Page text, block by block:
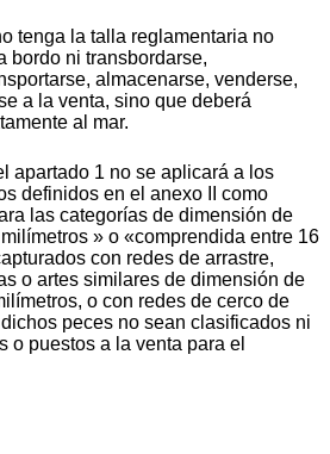
tenga la talla reglamentaria no
bordo ni transbordarse,
almacenarse, venderse,
a la venta, sino que deberá
al mar.
apartado 1 no se aplicará a los
definidos en el anexo II como
las categorías de dimensión de
» o «comprendida entre 16
con redes de arrastre,
o artes similares de dimensión de
o con redes de cerco de
peces no sean clasificados ni
o puestos a la venta para el